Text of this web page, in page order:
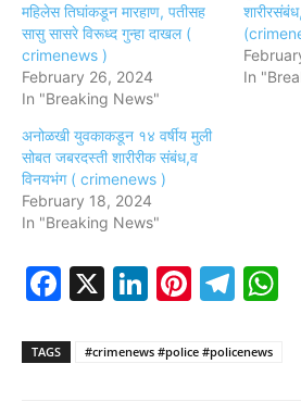
महिलेस तिघांकडून मारहाण, पतीसह
सासु सासरे विरूध्द गुन्हा दाखल (
crimenews )
February 26, 2024
In "Breaking News"
In
अनोळखी युवकाकडून १४ वर्षीय मुली
सोबत जबरदस्ती शारीरीक संबंध,व
विनयभंग ( crimenews )
February 18, 2024
In "Breaking News"
Facebook
X LinkedIn
TAGS #crimenews #police #policenews